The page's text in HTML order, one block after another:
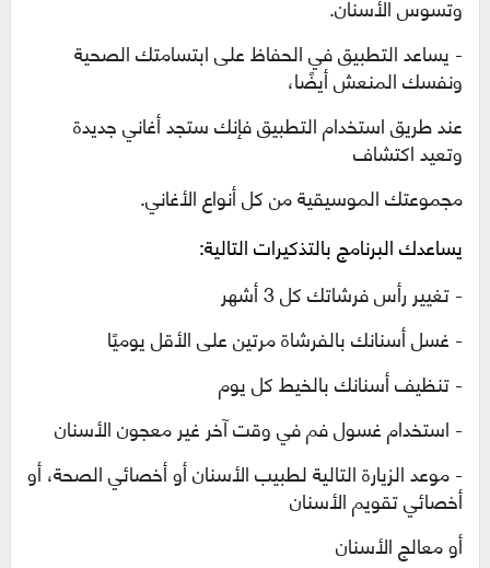
- يساعد التطبيق في الحفاظ على ابتسامتك الصحية
ونفسك المنعش أيضًا،
عند طريق استخدام التطبيق فإنك ستجد أغاني جديدة
وتعيد اكتشاف
مجموعتك الموسيقية من كل أنواع الأغاني.
يساعدك البرنامج بالتذكيرات التالية:
- تغيير رأس فرشاتك كل 3 أشهر
- غسل أسنانك بالفرشاة مرتين على الأقل يوميًا
- تنظيف أسنانك بالخيط كل يوم
- استخدام غسول فم في وقت آخر غير معجون الأسنان
- موعد الزيارة التالية لطبيب الأسنان أو أخصائي الصحة، أو
أخصائي تقويم الأسنان
أو معالج الأسنان